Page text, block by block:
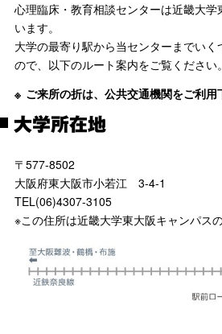
心理臨床・教育相談センターは近畿大
います。
大学の最寄り駅から当センターまでい
ので、以下のルート案内をご覧ください。
ご来所の折は、公共交通機関をご利用
大学所在地
〒577-8502
大阪府東大阪市小若江 3-4-1
TEL(06)4307-3105
※この住所は近畿大学東大阪キャンパス